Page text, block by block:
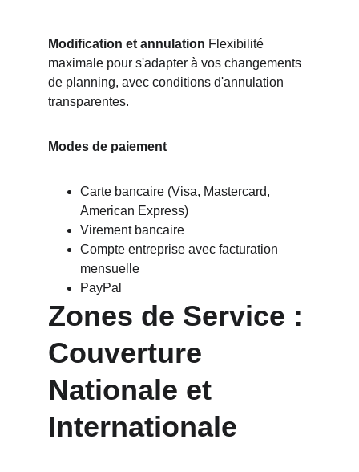
Modification et annulation Flexibilité
maximale pour s'adapter à vos changements
de planning, avec conditions d'annulation
transparentes.
Modes de paiement
Carte bancaire (Visa, Mastercard,
American Express)
Virement bancaire
Compte entreprise avec facturation
mensuelle
PayPal
Zones de Service :
Couverture
Nationale et
Internationale